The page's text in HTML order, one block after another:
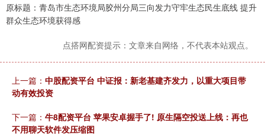
原标题：青岛市生态环境局胶州分局三向发力守牢生态民生底线 提升
群众生态环境获得感
点搭网配资提示：文章来自网络，不代表本站观点。
上一篇： 中股配资平台 中证报：新老基建齐发力，以重大项目带
动有效投资
下一篇： 牛8配资平台 苹果安卓握手了! 原生隔空投送上线：再也
不用聊天软件发压缩图